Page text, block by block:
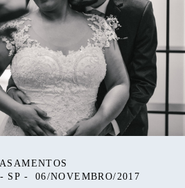
SP
06/NOVEMBRO/2017